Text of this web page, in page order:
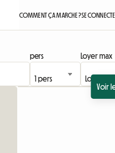
COMMENT ÇA MARCHE ?SE
pers
Loyer max
Voir